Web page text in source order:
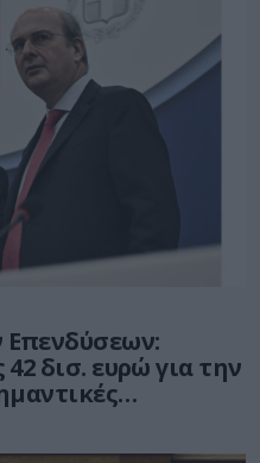
δισ. ευρώ για την